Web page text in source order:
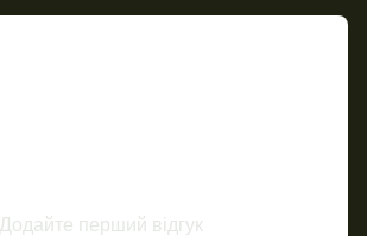
Додайте перший відгук